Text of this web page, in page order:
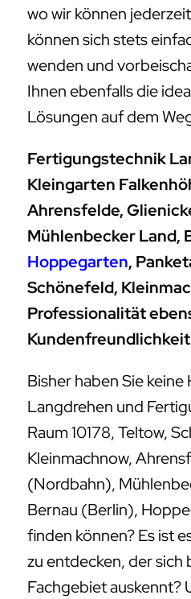
wo wir können
können sich stets
wenden und
Ihnen ebenfalls die
Lösungen auf dem
Fertigungstechnik
Kleingarten
Ahrensfelde,
Mühlenbecker Land,
Hoppegarten,
Schönefeld,
Professionalität
Bisher haben Sie
Langdrehen und
Raum 10178, Teltow,
Kleinmachnow,
(Nordbahn),
Bernau (Berlin),
finden können? Es ist
zu entdecken, der sich
Fachgebiet auskennt?